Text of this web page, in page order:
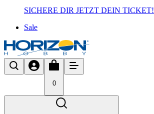
SICHERE DIR JETZT DEIN TICKET!
Sale
0